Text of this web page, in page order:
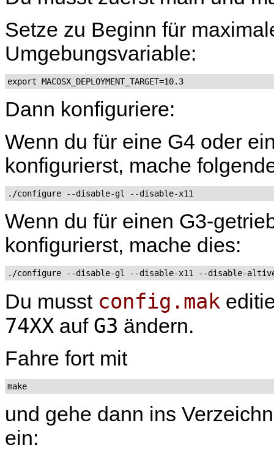
Setze zu Beginn für
Umgebungsvariable:
export MACOSX_DEPLOYMENT_TARGET=10.3
Dann konfiguriere:
Wenn du für eine G4 oder
konfigurierst, mache
./configure --disable-gl --disable-x11
Wenn du für einen G3-
konfigurierst, mache dies:
./configure --disable-gl --disable-x11 --disable-
Du musst config.mak
74XX auf G3 ändern.
Fahre fort mit
make
und gehe dann ins
ein: